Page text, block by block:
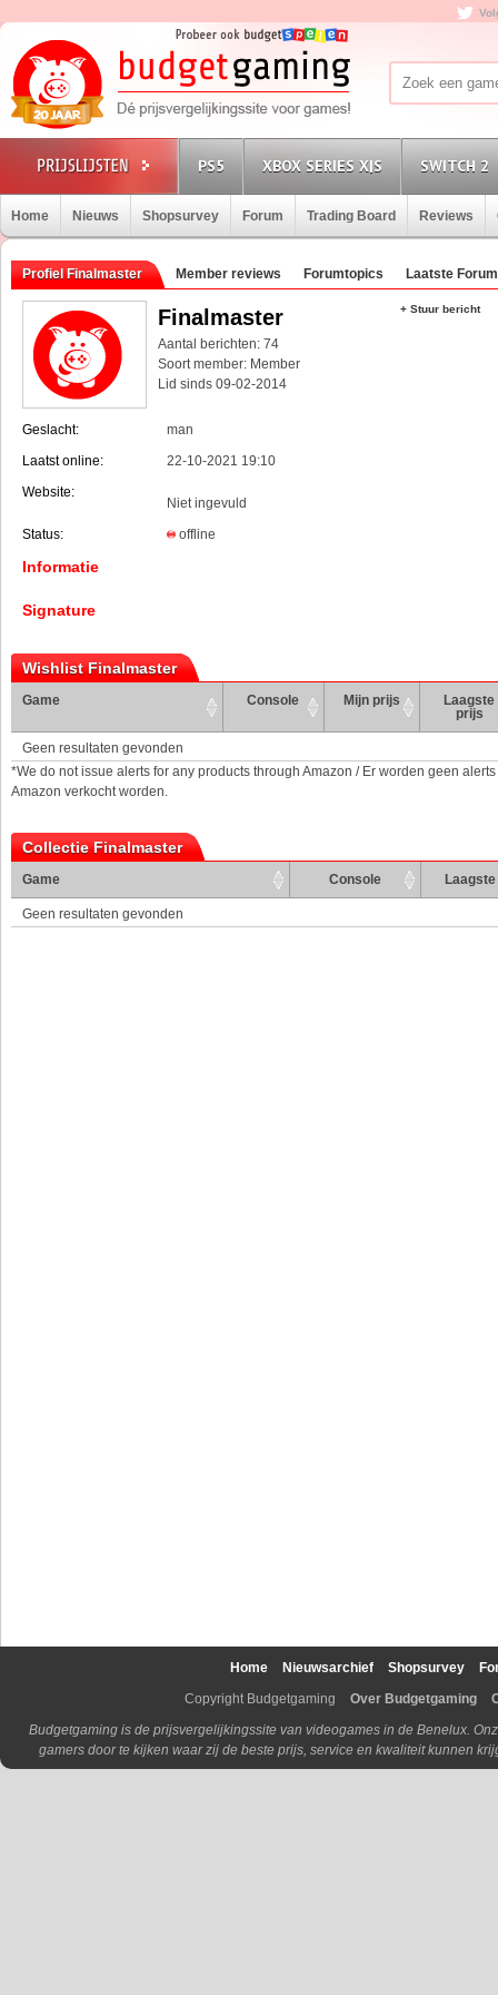
PS5 XBOX SERIES X|S SWITCH 2
Home Nieuws Shopsurvey Forum Trading Board Reviews
Profiel Finalmaster Member reviews Forumtopics Laatste
Finalmaster
Aantal berichten: 74
Soort member: Member
Lid sinds 09-02-2014
Geslacht:
man
Laatst online:
22-10-2021 19:10
Website:
Niet ingevuld
Status:
offline
Informatie
Signature
+ Stuur bericht
Wishlist Finalmaster
Game Console Mijn prijs
Laagste
prijs
Geen resultaten gevonden
*We do not issue alerts for any products through Amazon / Er worden geen
Amazon verkocht worden.
Collectie Finalmaster
Game Console
Geen resultaten gevonden
Home Nieuwsarchief Shopsurvey
Copyright Budgetgaming
Over Budgetgaming
Budgetgaming is de prijsvergelijkingssite van videogames in de Benelux.
gamers door te kijken waar zij de beste prijs, service en kwaliteit kunnen